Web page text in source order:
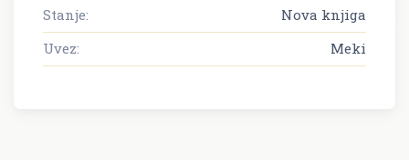
Stanje:
Nova knjiga
Uvez:
Meki